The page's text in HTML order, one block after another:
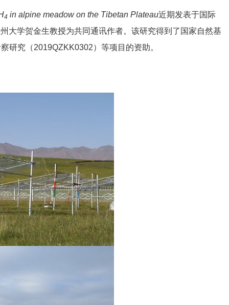
4 in alpine meadow on the Tibetan Plateau近期发表于国际
大学贺金生教授为共同通讯作者。该研究得到了国家自然基
研究（2019QZKK0302）等项目的资助。